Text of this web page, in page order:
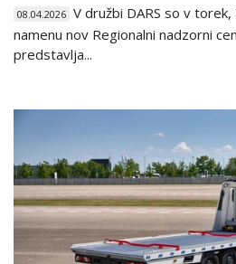
08.04.2026 V družbi DARS so v
namenu nov Regionalni nadzorni
predstavlja...